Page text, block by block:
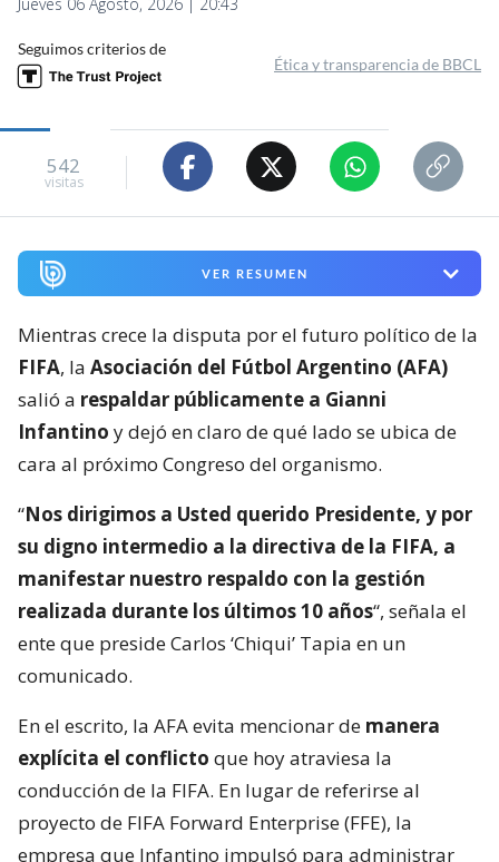
Jueves 06 Agosto, 2026 | 20:43
Seguimos criterios de
Ética y transparencia de BBCL
542
visitas
VER RESUMEN
Mientras crece la disputa por el futuro político de la
FIFA, la Asociación del Fútbol Argentino (AFA)
salió a respaldar públicamente a Gianni
Infantino y dejó en claro de qué lado se ubica de
cara al próximo Congreso del organismo.
“Nos dirigimos a Usted querido Presidente, y por
su digno intermedio a la directiva de la FIFA, a
manifestar nuestro respaldo con la gestión
realizada durante los últimos 10 años“, señala el
ente que preside Carlos ‘Chiqui’ Tapia en un
comunicado.
En el escrito, la AFA evita mencionar de manera
explícita el conflicto que hoy atraviesa la
conducción de la FIFA. En lugar de referirse al
proyecto de FIFA Forward Enterprise (FFE), la
empresa que Infantino impulsó para administrar